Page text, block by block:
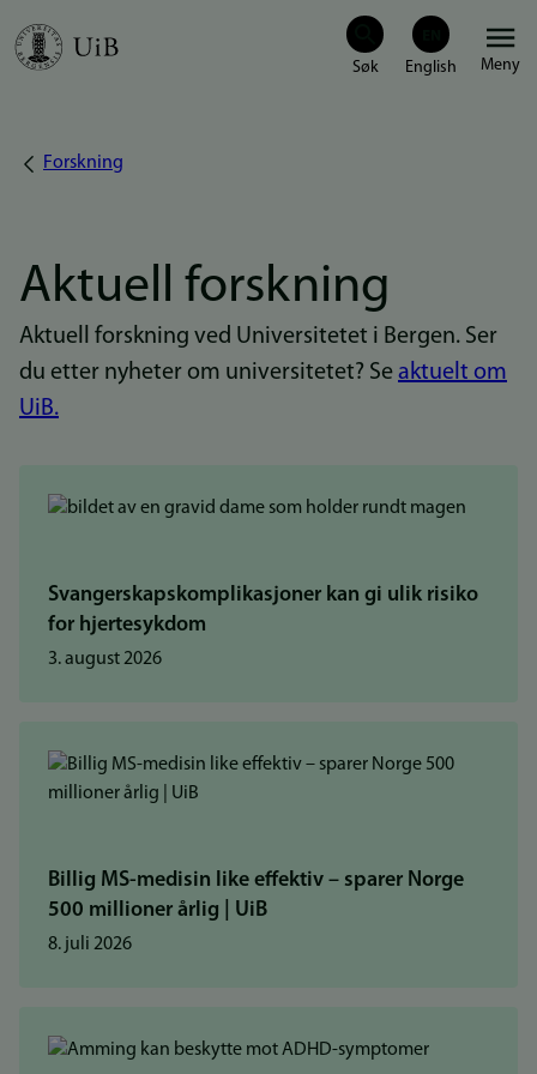
Hopp
Meny
Navigasjonssti
Forskning
Aktuell forskning
Aktuell forskning ved Universitetet i Bergen. Ser
du etter nyheter om universitetet? Se aktuelt om
UiB.
Svangerskapskomplikasjoner kan gi ulik risiko
for hjertesykdom
3. august 2026
Billig MS-medisin like effektiv – sparer Norge
500 millioner årlig | UiB
8. juli 2026